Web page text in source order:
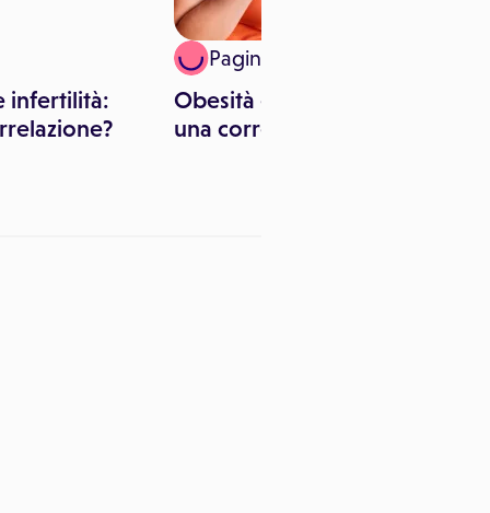
infertilità:
Paginemediche
Obesità e genetica, esiste
una correlazione?